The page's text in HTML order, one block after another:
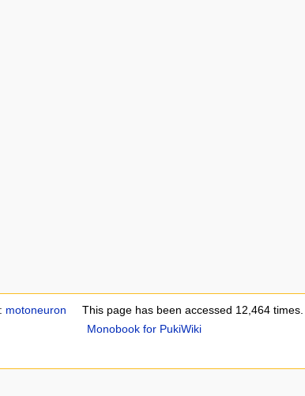
motoneuron This page has been accessed 12,464 times.
Monobook for PukiWiki